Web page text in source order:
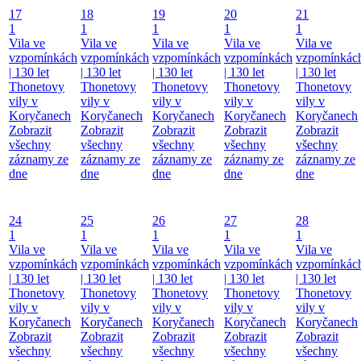
17
1
Vila ve
vzpomínkách
| 130 let
Thonetovy
vily v
Koryčanech
Zobrazit
všechny
záznamy ze
dne
18
1
Vila ve
vzpomínkách
| 130 let
Thonetovy
vily v
Koryčanech
Zobrazit
všechny
záznamy ze
dne
19
1
Vila ve
vzpomínkách
| 130 let
Thonetovy
vily v
Koryčanech
Zobrazit
všechny
záznamy ze
dne
20
1
Vila ve
vzpomínkách
| 130 let
Thonetovy
vily v
Koryčanech
Zobrazit
všechny
záznamy ze
dne
21
1
Vila ve
| 130 let
Thonetovy
vily v
Koryčanech
Zobrazit
všechny
záznamy ze
dne
24
1
Vila ve
vzpomínkách
| 130 let
Thonetovy
vily v
Koryčanech
Zobrazit
všechny
25
1
Vila ve
vzpomínkách
| 130 let
Thonetovy
vily v
Koryčanech
Zobrazit
všechny
26
1
Vila ve
vzpomínkách
| 130 let
Thonetovy
vily v
Koryčanech
Zobrazit
všechny
27
1
Vila ve
vzpomínkách
| 130 let
Thonetovy
vily v
Koryčanech
Zobrazit
všechny
28
1
Vila ve
| 130 let
Thonetovy
vily v
Koryčanech
Zobrazit
všechny